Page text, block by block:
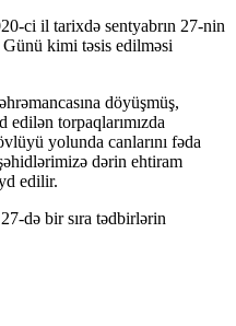
ci il tarixdə sentyabrın 27-nin
Günü kimi təsis edilməsi
döyüşmüş,
edilən torpaqlarımızda
yolunda canlarını fəda
dərin ehtiram
edilir.
də bir sıra tədbirlərin